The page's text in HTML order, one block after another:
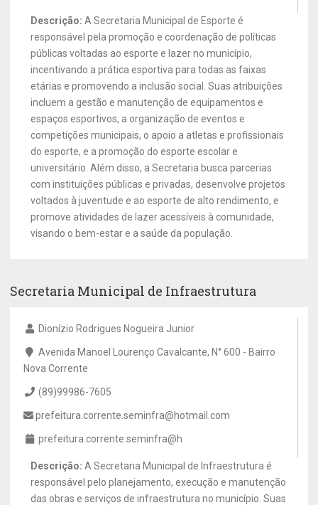
Descrição: A Secretaria Municipal de Esporte é
responsável pela promoção e coordenação de políticas
públicas voltadas ao esporte e lazer no município,
incentivando a prática esportiva para todas as faixas
etárias e promovendo a inclusão social. Suas atribuições
incluem a gestão e manutenção de equipamentos e
espaços esportivos, a organização de eventos e
competições municipais, o apoio a atletas e profissionais
do esporte, e a promoção do esporte escolar e
universitário. Além disso, a Secretaria busca parcerias
com instituições públicas e privadas, desenvolve projetos
voltados à juventude e ao esporte de alto rendimento, e
promove atividades de lazer acessíveis à comunidade,
visando o bem-estar e a saúde da população.
Secretaria Municipal de Infraestrutura
Dionízio Rodrigues Nogueira Junior
Avenida Manoel Lourenço Cavalcante, N° 600 - Bairro
Nova Corrente
(89)99986-7605
prefeitura.corrente.seminfra@hotmail.com
prefeitura.corrente.seminfra@h
Descrição: A Secretaria Municipal de Infraestrutura é
responsável pelo planejamento, execução e manutenção
das obras e serviços de infraestrutura no município. Suas